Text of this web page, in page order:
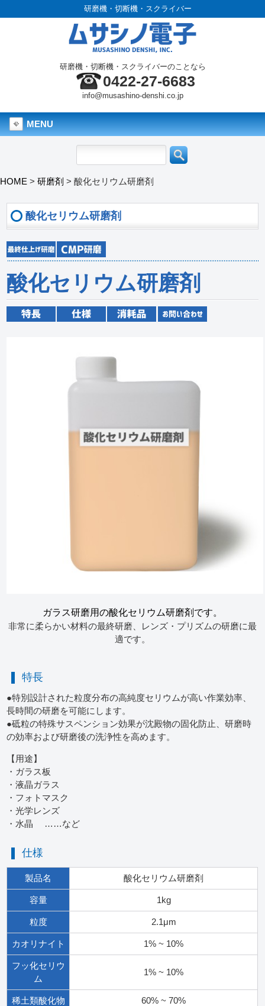
研磨機・切断機・スクライバー
研磨機・切断機・スクライバーのことなら
0422-27-6683
info@musashino-denshi.co.jp
MENU
HOME > 研磨剤 > 酸化セリウム研磨剤
酸化セリウム研磨剤
酸化セリウム研磨剤
ガラス研磨用の酸化セリウム研磨剤です。
非常に柔らかい材料の最終研磨、レンズ・プリズムの研磨に最
適です。
特長
●特別設計された粒度分布の高純度セリウムが高い作業効率、
長時間の研磨を可能にします。
●砥粒の特殊サスペンション効果が沈殿物の固化防止、研磨時
の効率および研磨後の洗浄性を高めます。
【用途】
・ガラス板
・液晶ガラス
・フォトマスク
・光学レンズ
・水晶 ……など
仕様
製品名 酸化セリウム研磨剤
容量 1kg
粒度 2.1μm
カオリナイト 1% ~ 10%
フッ化セリウ
ム
1% ~ 10%
稀土類酸化物 60% ~ 70%